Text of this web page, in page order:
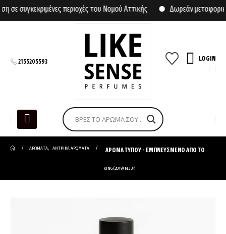
συγκεκριμένες περιοχές του Νομού Αττικής Δωρεάν μεταφορικά
2155205593 LOGIN
ΑΡΩΜΑΤΑ, ΑΝΤΡΙΚΑ ΑΡΩΜΑΤΑ ΑΡΩΜΑ ΤΥΠΟΥ - ΕΜΠΝΕΥΣΜΕΝΟ ΑΠΟ ΤΟ
KING (2019) M334